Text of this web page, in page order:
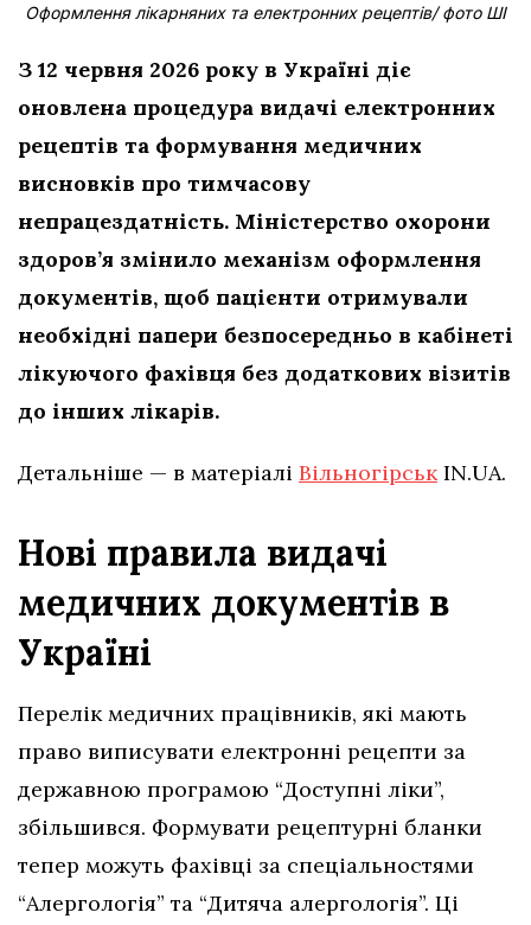
Оформлення лікарняних та електронних рецептів/ фото ШІ
З 12 червня 2026 року в Україні діє
оновлена процедура видачі електронних
рецептів та формування медичних
висновків про тимчасову
непрацездатність. Міністерство охорони
здоров’я змінило механізм оформлення
документів, щоб пацієнти отримували
необхідні папери безпосередньо в кабінеті
лікуючого фахівця без додаткових візитів
до інших лікарів.
Детальніше — в матеріалі ВільногірськIN.UA.
Нові правила видачі
медичних документів в
Україні
Перелік медичних працівників, які мають
право виписувати електронні рецепти за
державною програмою “Доступні ліки”,
збільшився. Формувати рецептурні бланки
тепер можуть фахівці за спеціальностями
“Алергологія” та “Дитяча алергологія”. Ці